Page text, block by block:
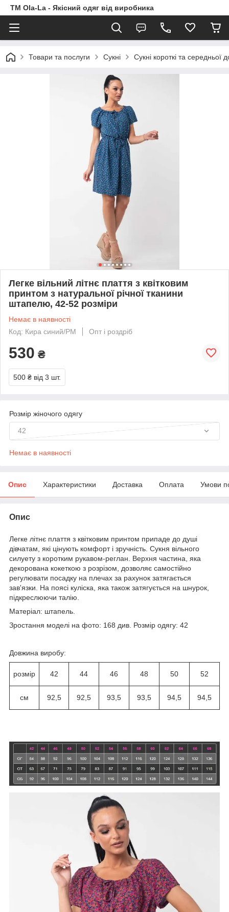
TM Ola-La - Якісний одяг від виробника
Товари та послуги Сукні Сукні короткі та середньої
Легке вільний літнє плаття з квітковим
принтом з натуральної річної тканини
штапелю, 42-52 розміри
Немає в наявності
Код: Кира синий/РМ
Опт і роздріб
530 ₴
500 ₴ від 3 шт.
Розмір жіночого одягу
42
Немає в наявності
Опис Характеристики Доставка Оплата Умови
Опис
Легке літнє плаття з квітковим принтом припаде до душі
дівчатам, які цінують комфорт і зручність. Сукня вільного
силуету з коротким рукавом-реглан. Верхня частина, яка
декорована кокеткою з розрізом, дозволяє самостійно
регулювати посадку на плечах за рахунок затягається
зав'язки. На поясі куліска, яка також затягується на шнурок,
підкреслюючи талію.
Матеріал: штапель.
Зростання моделі на фото: 168 див. Розмір одягу: 42
Довжина виробу:
розмір 42 44 46 48 50 52
см 92,5 92,5 93,5 93,5 94,5 94,5